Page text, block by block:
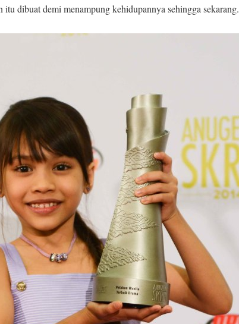
dibuat demi menampung kehidupannya sehingga sekarang.